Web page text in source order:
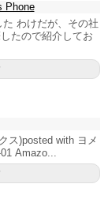
Phone
わけだが、その社
たので紹介してお
ス)posted with ヨメ
Amazo...